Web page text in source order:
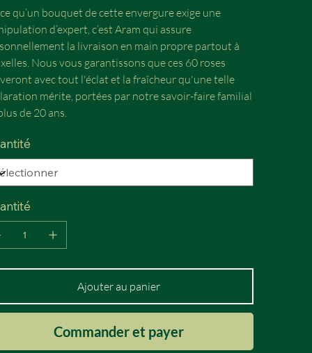
qu’un bouquet de cette envergure exige une
d’expert, c’est Aram qui assure
la livraison en main propre partout à
Nous vous garantissons que ces 60 roses
avec tout l'éclat et la fraîcheur qu'une telle
mérite, portées par notre savoir-faire familial
de 20 ans.
Ajouter au panier
Commander et payer